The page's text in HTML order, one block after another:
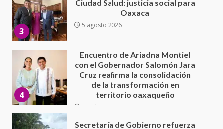
4
con el Gobernador Salomón Jara
Cruz reafirma la consolidación
de la transformación en
30 julio 2026
5
Secretaría de Gobierno refuerza
presencia institucional en San
Juan Mazatlán
20 julio 2026